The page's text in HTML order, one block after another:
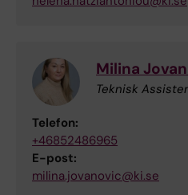
Milina
Teknisk
Telefon:
+46852486965
E-post:
milina.jovanovic@ki.se